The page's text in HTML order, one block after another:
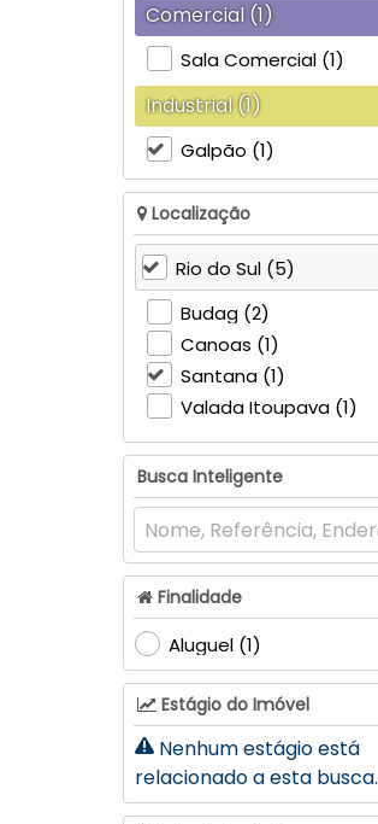
Comercial (1)
Sala Comercial (1)
Industrial (1)
Galpão (1)
Localização
Rio do Sul (5)
Budag (2)
Canoas (1)
Santana (1)
Valada Itoupava (1)
Busca Inteligente
Finalidade
Aluguel (1)
Estágio do Imóvel
Nenhum estágio está
relacionado a esta busca.